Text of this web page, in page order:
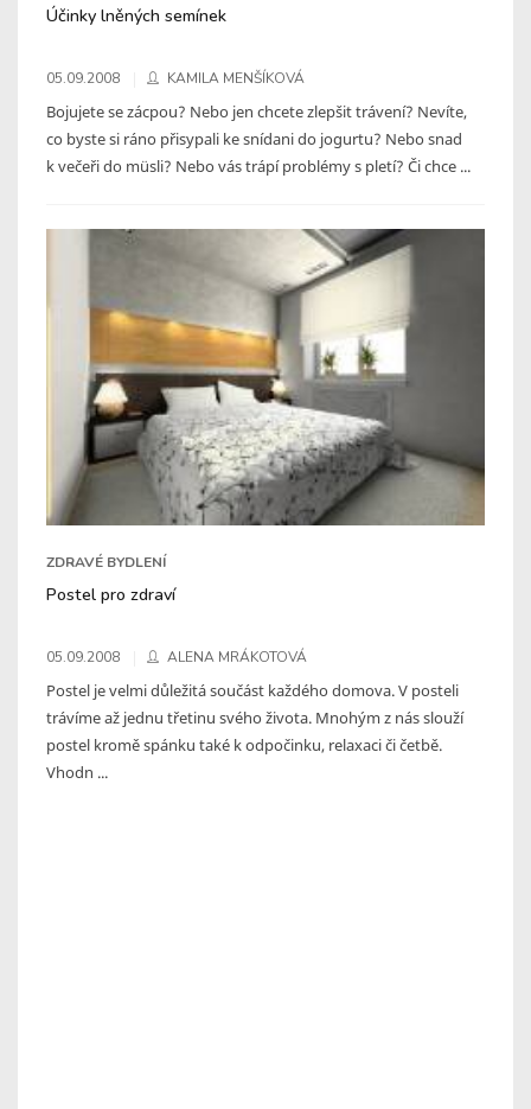
Účinky lněných semínek
05.09.2008 KAMILA MENŠÍKOVÁ
Bojujete se zácpou? Nebo jen chcete zlepšit trávení? Nevíte,
co byste si ráno přisypali ke snídani do jogurtu? Nebo snad
k večeři do müsli? Nebo vás trápí problémy s pletí? Či chce ...
ZDRAVÉ BYDLENÍ
Postel pro zdraví
05.09.2008 ALENA MRÁKOTOVÁ
Postel je velmi důležitá součást každého domova. V posteli
trávíme až jednu třetinu svého života. Mnohým z nás slouží
postel kromě spánku také k odpočinku, relaxaci či četbě.
Vhodn ...